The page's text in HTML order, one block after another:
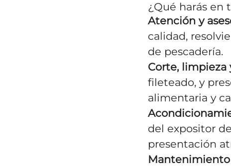
¿Qué harás en
Atención y
calidad,
de pescadería.
Corte, limpieza
fileteado, y
alimentaria y
del expositor
presentación